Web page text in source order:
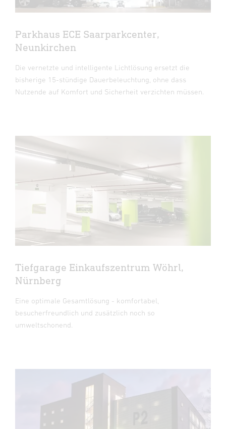
Parkhaus ECE Saarparkcenter,
Neunkirchen
Die vernetzte und intelligente Lichtlösung ersetzt die
bisherige 15-stündige Dauerbeleuchtung, ohne dass
Nutzende auf Komfort und Sicherheit verzichten müssen.
Tiefgarage Einkaufszentrum Wöhrl,
Nürnberg
Eine optimale Gesamtlösung - komfortabel,
besucherfreundlich und zusätzlich noch so
umweltschonend.